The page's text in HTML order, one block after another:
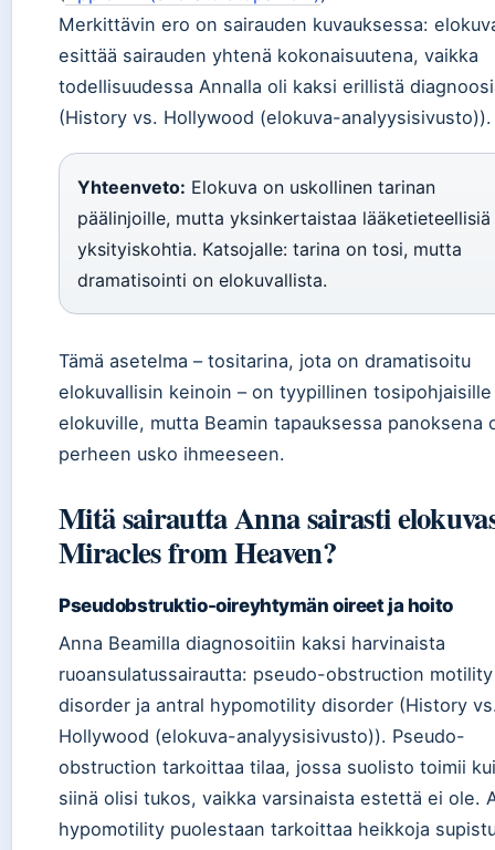
Merkittävin ero on sairauden kuvauksessa:
esittää sairauden yhtenä kokonaisuutena, vaikka
todellisuudessa Annalla oli kaksi erillistä
(History vs. Hollywood (elokuva-analyysisivusto)).
Yhteenveto: Elokuva on uskollinen tarinan
päälinjoille, mutta yksinkertaistaa lääketieteellisiä
yksityiskohtia. Katsojalle: tarina on tosi, mutta
dramatisointi on elokuvallista.
Tämä asetelma – tositarina, jota on dramatisoitu
elokuvallisin keinoin – on tyypillinen tosipohjaisille
elokuville, mutta Beamin tapauksessa panoksena
perheen usko ihmeeseen.
Mitä sairautta Anna sairasti
Miracles from Heaven?
Pseudobstruktio-oireyhtymän oireet ja hoito
Anna Beamilla diagnosoitiin kaksi harvinaista
ruoansulatussairautta: pseudo-obstruction motility
disorder ja antral hypomotility disorder (History
Hollywood (elokuva-analyysisivusto)). Pseudo-
obstruction tarkoittaa tilaa, jossa suolisto toimii
siinä olisi tukos, vaikka varsinaista estettä ei ole.
hypomotility puolestaan tarkoittaa heikkoja